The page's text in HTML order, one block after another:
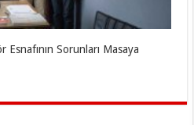
Esnafının Sorunları Masaya